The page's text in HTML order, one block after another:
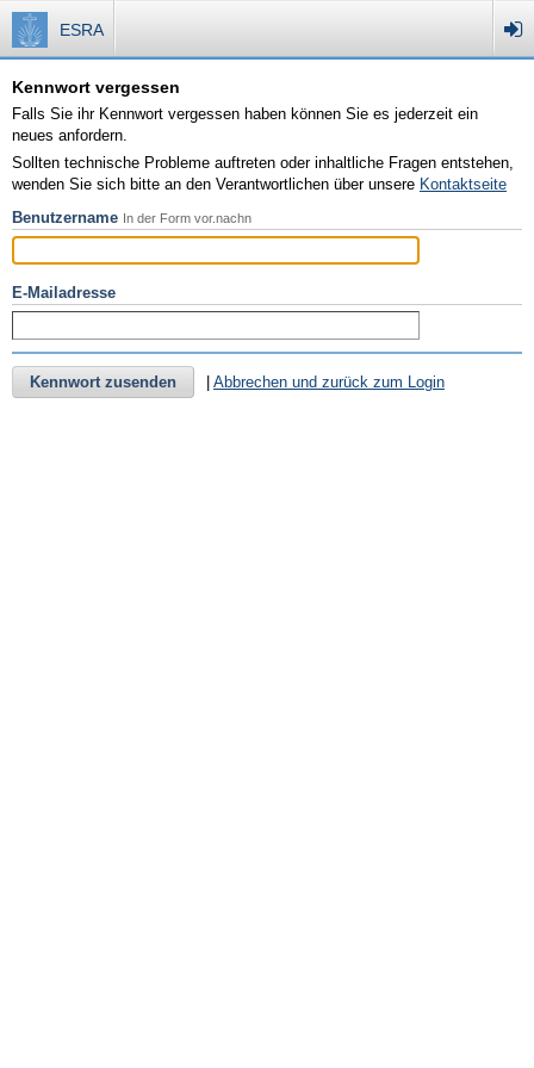
ESRA
Kennwort vergessen
Falls Sie ihr Kennwort vergessen haben können Sie es jederzeit ein
neues anfordern.
Sollten technische Probleme auftreten oder inhaltliche Fragen entstehen,
wenden Sie sich bitte an den Verantwortlichen über unsere Kontaktseite
Benutzername In der Form vor.nachn
E-Mailadresse
Kennwort zusenden Abbrechen und zurück zum Login